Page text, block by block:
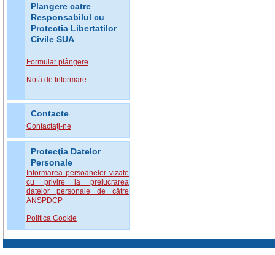
Plangere catre
Responsabilul cu
Protectia Libertatilor
Civile SUA
Formular plângere
Notă de Informare
Contacte
Contactaţi-ne
Protecţia Datelor
Personale
Informarea persoanelor vizate
cu privire la prelucrarea
datelor personale de către
ANSPDCP
Politica Cookie